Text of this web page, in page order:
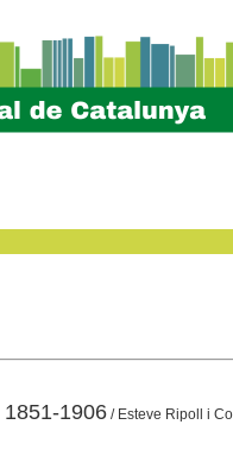
1906/ Esteve Ripoll i